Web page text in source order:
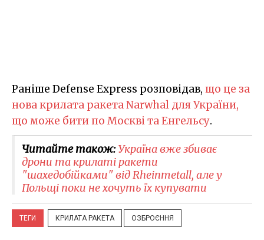
Раніше Defense Express розповідав, що це за
нова крилата ракета Narwhal для України,
що може бити по Москві та Енгельсу.
Читайте також:Україна вже збиває
дрони та крилаті ракети
"шахедобійками" від Rheinmetall, але у
Польщі поки не хочуть їх купувати
ТЕГИ КРИЛАТА РАКЕТА ОЗБРОЄННЯ